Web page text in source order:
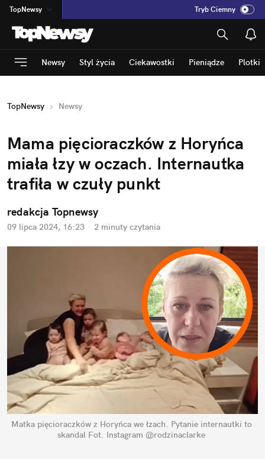
TopNewsy
na:Temat
INN:Poland
ASZ:dziennik
dad:HERO
Tryb Ciemny
Newsy Styl życia Ciekawostki Pieniądze Plotki
TopNewsy Newsy
Mama pięcioraczków z Horyńca
miała łzy w oczach. Internautka
trafiła w czuły punkt
redakcja Topnewsy
09 lipca 2024, 16:23 · 2 minuty czytania
Matka pięcioraczków z Horyńca we łzach. Pytanie internautki to
skandal Fot. Instagram @rodzinaclarke